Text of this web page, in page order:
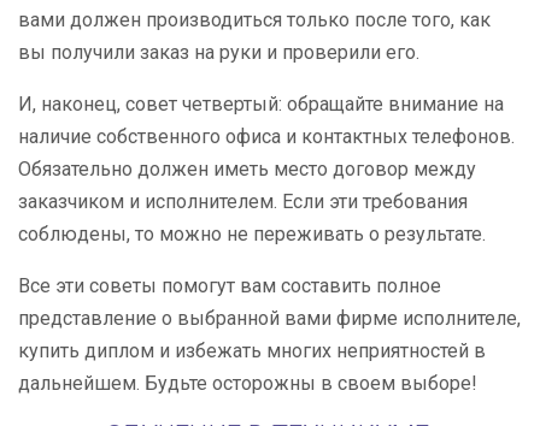
вами должен производиться только после того, как
вы получили заказ на руки и проверили его.
И, наконец, совет четвертый: обращайте внимание на
наличие собственного офиса и контактных телефонов.
Обязательно должен иметь место договор между
заказчиком и исполнителем. Если эти требования
соблюдены, то можно не переживать о результате.
Все эти советы помогут вам составить полное
представление о выбранной вами фирме исполнителе,
купить диплом и избежать многих неприятностей в
дальнейшем. Будьте осторожны в своем выборе!